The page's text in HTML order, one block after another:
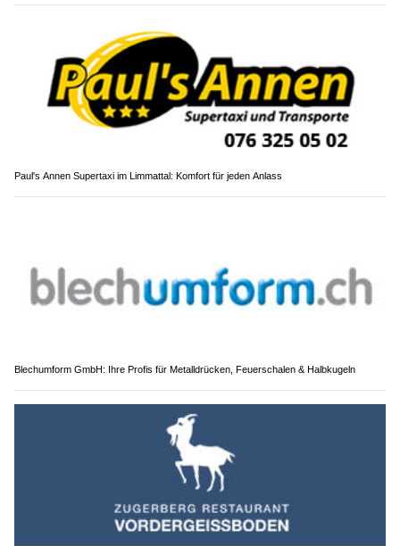
Paul's Annen Supertaxi im Limmattal: Komfort für jeden Anlass
Blechumform GmbH: Ihre Profis für Metalldrücken, Feuerschalen & Halbkugeln